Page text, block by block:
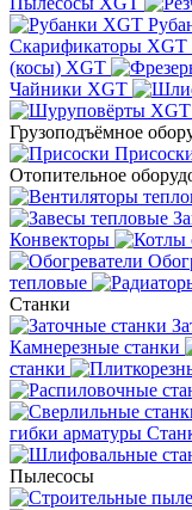
Скарификаторы XGT
(косы) XGT
Чайники XGT
Грузоподъёмное
Отопительное
Конвекторы
тепловые
Станки
Камнерезные станки
станки
гибки арматуры
Пылесосы